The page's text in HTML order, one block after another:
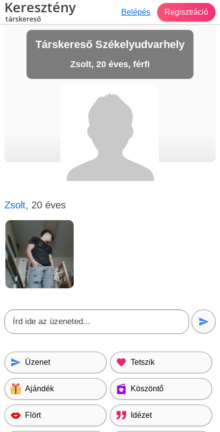
Keresztény
társkereső
Belépés Regisztráció
Társkereső Székelyudvarhely
Zsolt, 20 éves, férfi
Zsolt, 20 éves
Üzenet Tetszik
Ajándék Köszöntő
Flört Idézet